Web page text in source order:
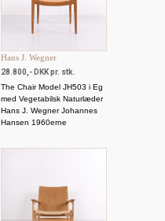
Hans J. Wegner
28.800,- DKK pr. stk.
The Chair Model JH503 i Eg
med Vegetabilsk Naturlæder
Hans J. Wegner Johannes
Hansen 1960erne